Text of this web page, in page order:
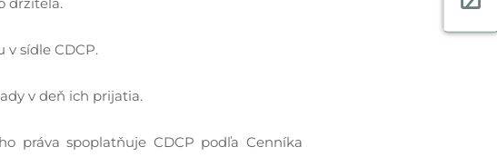
v sídle CDCP.
v deň ich prijatia.
práva spoplatňuje CDCP podľa Cenníka